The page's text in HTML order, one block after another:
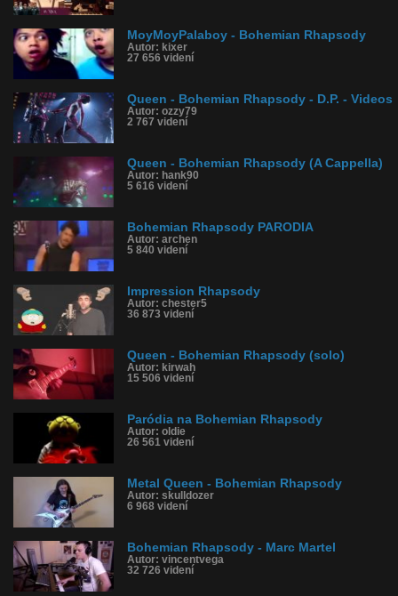
MoyMoyPalaboy - Bohemian Rhapsody
Autor: kixer
27 656 videní
Queen - Bohemian Rhapsody - D.P. - Videos
Autor: ozzy79
2 767 videní
Queen - Bohemian Rhapsody (A Cappella)
Autor: hank90
5 616 videní
Bohemian Rhapsody PARODIA
Autor: archen
5 840 videní
Impression Rhapsody
Autor: chester5
36 873 videní
Queen - Bohemian Rhapsody (solo)
Autor: kirwah
15 506 videní
Paródia na Bohemian Rhapsody
Autor: oldie
26 561 videní
Metal Queen - Bohemian Rhapsody
Autor: skulldozer
6 968 videní
Bohemian Rhapsody - Marc Martel
Autor: vincentvega
32 726 videní